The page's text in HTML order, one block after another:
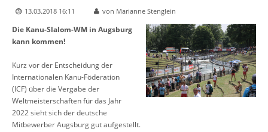
13.03.2018 16:11 von Marianne Stenglein
Die Kanu-Slalom-WM in Augsburg
kann kommen!
Kurz vor der Entscheidung der
Internationalen Kanu-Föderation
(ICF) über die Vergabe der
Weltmeisterschaften für das Jahr
2022 sieht sich der deutsche
Mitbewerber Augsburg gut aufgestellt.